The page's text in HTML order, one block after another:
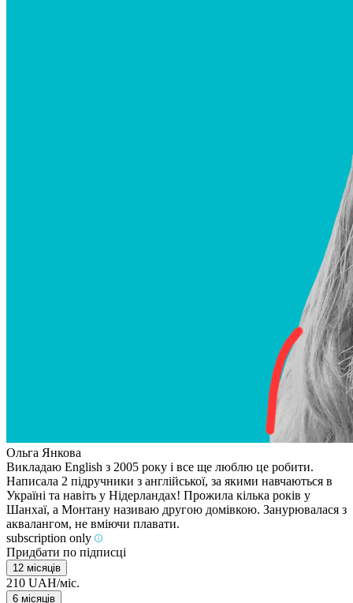
Ольга Янкова
Викладаю English з 2005 року і все ще люблю це робити.
Написала 2 підручники з англійської, за якими навчаються в
Україні та навіть у Нідерландах! Прожила кілька років у
Шанхаї, а Монтану називаю другою домівкою. Занурювалася з
аквалангом, не вміючи плавати.
subscription only
Придбати по підписці
12 місяців
210 UAH/міс.
6 місяців